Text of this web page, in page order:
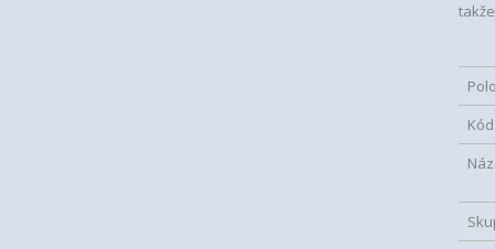
Kód